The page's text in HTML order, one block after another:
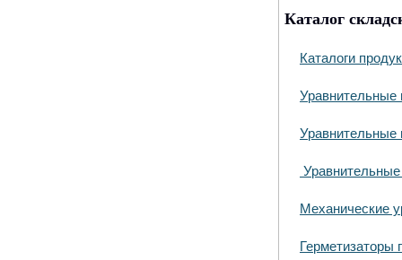
Каталог
Каталоги
Уравнительные
Уравнительные
Механические
Герметизаторы